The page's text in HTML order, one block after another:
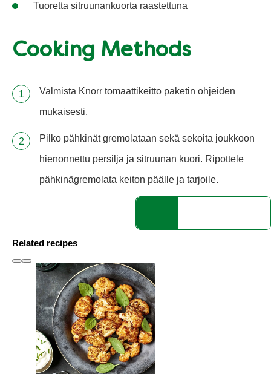
Tuoretta sitruunankuorta raastettuna
Cooking Methods
Valmista Knorr tomaattikeitto paketin ohjeiden
mukaisesti.
Pilko pähkinät gremolataan sekä sekoita joukkoon
hienonnettu persilja ja sitruunan kuori. Ripottele
pähkinägremolata keiton päälle ja tarjoile.
Related recipes
1 to 3of 6